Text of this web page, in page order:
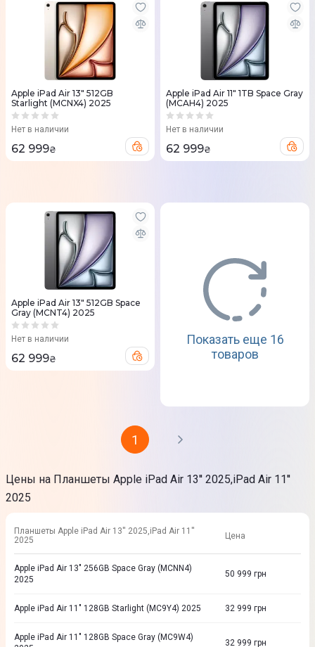
Apple iPad Air 13" 512GB
Starlight (MCNX4) 2025
Нет в наличии
62 999₴
Apple iPad Air 11" 1TB Space Gray
(MCAH4) 2025
Нет в наличии
62 999₴
Apple iPad Air 13" 512GB Space
Gray (MCNT4) 2025
Нет в наличии
62 999₴
Показать еще 16
товаров
1
Цены на Планшеты Apple iPad Air 13'' 2025,iPad Air 11''
2025
Планшеты Apple iPad Air 13'' 2025,iPad Air 11''
2025
Цена
Apple iPad Air 13" 256GB Space Gray (MCNN4)
2025
50 999 грн
Apple iPad Air 11" 128GB Starlight (MC9Y4) 2025 32 999 грн
Apple iPad Air 11" 128GB Space Gray (MC9W4)
32 999 грн